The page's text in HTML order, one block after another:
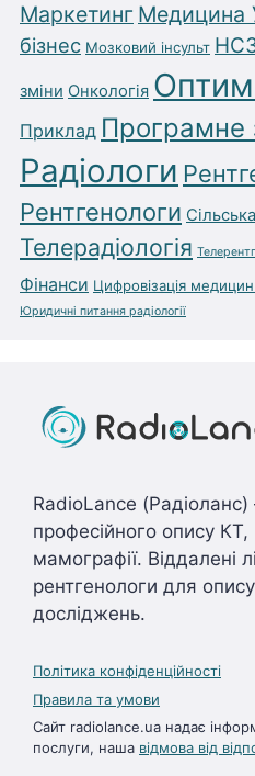
Маркетинг Медицина
бізнес Мозковий інсульт
зміни Онкологія
Приклад Програмне
Радіологи
Рентгенологи
Телерадіологія
Фінанси Цифровізація
Юридичні питання радіології
RadioLance
професійного опису
мамографії. Віддалені
рентгенологи для
досліджень.
Політика конфіденційності
Правила та умови
Сайт radiolance.ua надає
послуги, наша відмова від